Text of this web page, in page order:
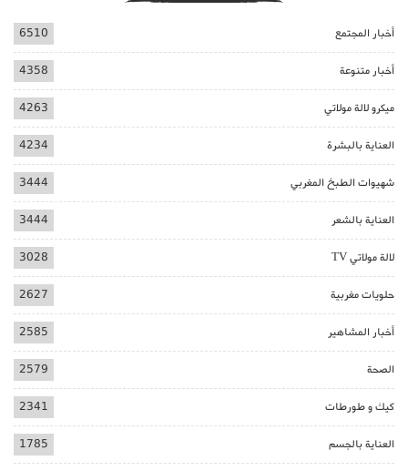
أخبار المجتمع 6510
أخبار متنوعة 4358
ميكرو لالة مولاتي 4263
العناية بالبشرة 4234
شهيوات الطبخ المغربي 3444
العناية بالشعر 3444
لالة مولاتي TV 3028
حلويات مغربية 2627
أخبار المشاهير 2585
الصحة 2579
كيك و طورطات 2341
العناية بالجسم 1785